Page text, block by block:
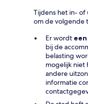
Tijdens het in- of
om de volgende
Er wordt
bij de
belasting
mogelijk niet
andere
informatie